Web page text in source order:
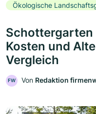
Ökologische
Kosten und
Vergleich
FW Von Redaktion